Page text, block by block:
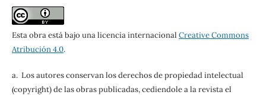
Esta obra está bajo una licencia internacional Creative Commons
Atribución 4.0.
a. Los autores conservan los derechos de propiedad intelectual
(copyright) de las obras publicadas, cediendole a la revista el